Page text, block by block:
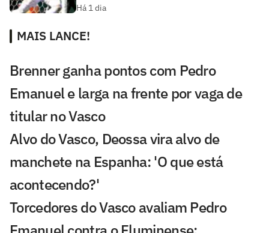
Há 1 dia
MAIS LANCE!
Brenner ganha pontos com Pedro
Emanuel e larga na frente por vaga de
titular no Vasco
Alvo do Vasco, Deossa vira alvo de
manchete na Espanha: 'O que está
acontecendo?'
Torcedores do Vasco avaliam Pedro